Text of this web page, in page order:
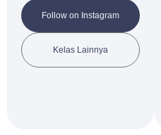
Follow on Instagram
Kelas Lainnya